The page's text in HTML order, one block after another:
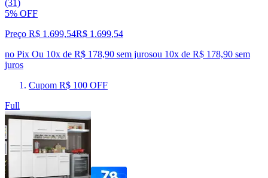
(31)
5% OFF
Preço R$ 1.699,54R$ 1.699,54
no Pix Ou 10x de R$ 178,90 sem jurosou 10x de R$ 178,90 sem
juros
Cupom R$ 100 OFF
Full